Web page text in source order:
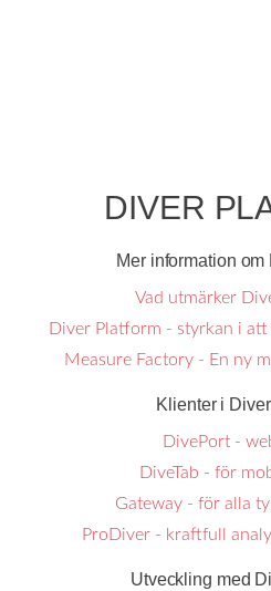
DIVER
Mer information
Vad utmärker
Diver Platform - styrkan i
Measure Factory - En ny
Klienter i
DivePort -
DiveTab - för
Gateway - för alla
ProDiver - kraftfull
Utveckling med